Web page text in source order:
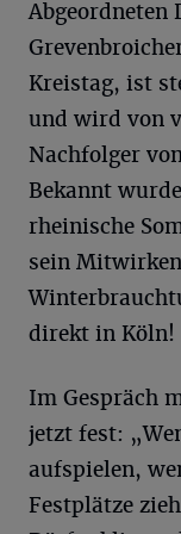
Kreistag, ist
und wird von
Nachfolger
Bekannt
rheinische
sein
direkt in Köln!
Im Gespräch
jetzt fest:
aufspielen,
Festplätze